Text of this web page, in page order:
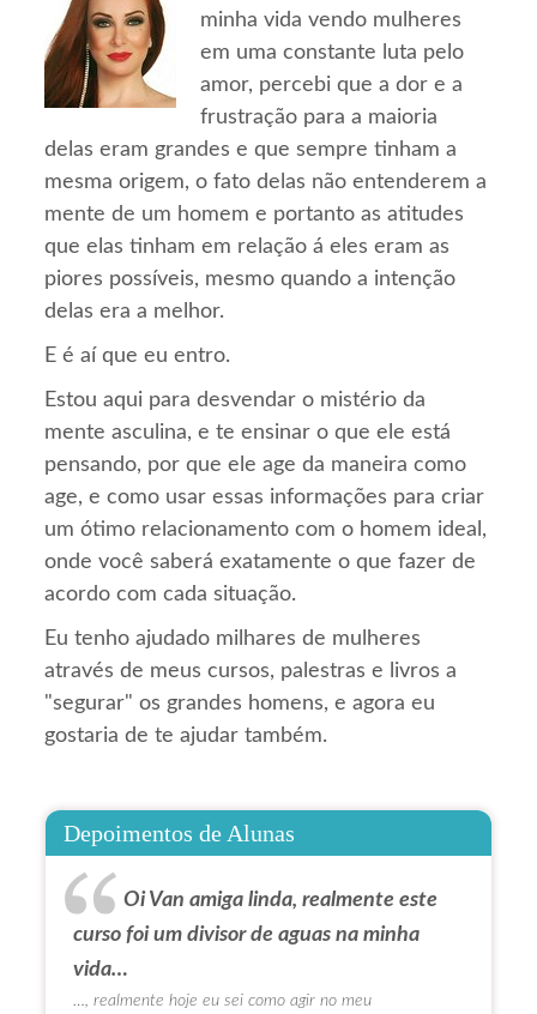
minha vida vendo mulheres
em uma constante luta pelo
amor, percebi que a dor e a
frustração para a maioria
delas eram grandes e que sempre tinham a
mesma origem, o fato delas não entenderem a
mente de um homem e portanto as atitudes
que elas tinham em relação á eles eram as
piores possíveis, mesmo quando a intenção
delas era a melhor.
E é aí que eu entro.
Estou aqui para desvendar o mistério da
mente asculina, e te ensinar o que ele está
pensando, por que ele age da maneira como
age, e como usar essas informações para criar
um ótimo relacionamento com o homem ideal,
onde você saberá exatamente o que fazer de
acordo com cada situação.
Eu tenho ajudado milhares de mulheres
através de meus cursos, palestras e livros a
"segurar" os grandes homens, e agora eu
gostaria de te ajudar também.
Depoimentos de Alunas
Oi Van amiga linda, realmente este
curso foi um divisor de aguas na minha
vida…
…, realmente hoje eu sei como agir no meu